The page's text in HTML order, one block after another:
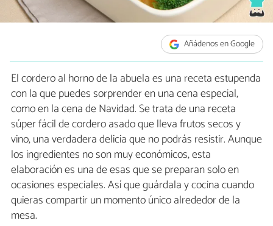
Añádenos en Google
El cordero al horno de la abuela es una receta estupenda
con la que puedes sorprender en una cena especial,
como en la cena de Navidad. Se trata de una receta
súper fácil de cordero asado que lleva frutos secos y
vino, una verdadera delicia que no podrás resistir. Aunque
los ingredientes no son muy económicos, esta
elaboración es una de esas que se preparan solo en
ocasiones especiales. Así que guárdala y cocina cuando
quieras compartir un momento único alrededor de la
mesa.